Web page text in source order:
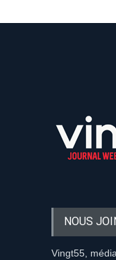
NOUS
Vingt55,